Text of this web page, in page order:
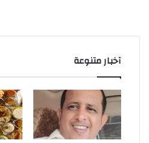
آخبار متنوعة